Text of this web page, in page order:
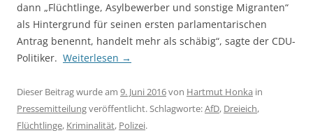
dann „Flüchtlinge, Asylbewerber und sonstige Migranten“
als Hintergrund für seinen ersten parlamentarischen
Antrag benennt, handelt mehr als schäbig“, sagte der CDU-
Politiker. Weiterlesen →
Dieser Beitrag wurde am 9. Juni 2016von Hartmut Honka in
Pressemitteilungveröffentlicht. Schlagworte:AfD, Dreieich,
Flüchtlinge, Kriminalität, Polizei.